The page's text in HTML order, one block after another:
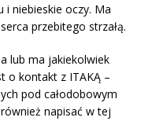
i niebieskie oczy. Ma
przebitego strzałą.
lub ma jakiekolwiek
o kontakt z ITAKĄ –
pod całodobowym
napisać w tej